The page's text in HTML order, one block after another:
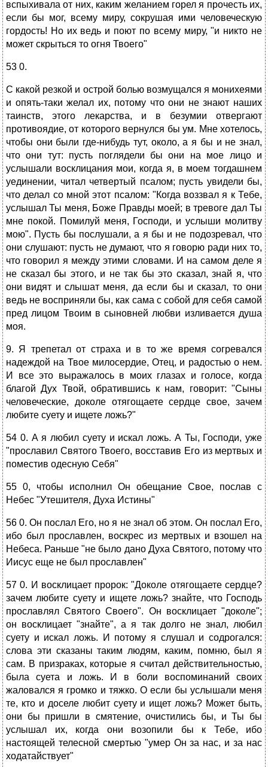
вспыхивала от них, каким желанием горел я прочесть их,
если бы мог, всему миру, сокрушая ими человеческую
гордость! Но их ведь и поют по всему миру, "и никто не
может скрыться то огня Твоего"
53 0.
С какой резкой и острой болью возмущался я монихеями
и опять-таки желал их, потому что они не знают наших
таинств, этого лекарства, и в безумии отвергают
противоядие, от которого вернулся бы ум. Мне хотелось,
чтобы они были где-нибудь тут, около, а я бы и не знал,
что они тут: пусть поглядели бы они на мое лицо и
услышали восклицания мои, когда я, в моем тогдашнем
уединении, читал четвертый псалом; пусть увидели бы,
что делал со мной этот псалом: "Когда воззвал я к Тебе,
услышал Ты меня, Боже Правды моей; в тревоге дал Ты
мне покой. Помилуй меня, Господи, и услыши молитву
мою". Пусть бы послушали, а я бы и не подозревал, что
они слушают: пусть не думают, что я говорю ради них то,
что говорил я между этими словами. И на самом деле я
не сказал бы этого, и не так бы это сказал, знай я, что
они видят и слышат меня, да если бы и сказал, то они
ведь не восприняли бы, как сама с собой для себя самой
пред лицом Твоим в сыновней любви изливается душа
моя.
9. Я трепетал от страха и в то же время согревался
надеждой на Твое милосердие, Отец, и радостью о нем.
И все это выражалось в моих глазах и голосе, когда
благой Дух Твой, обратившись к нам, говорит: "Сыны
человеческие, доколе отягощаете сердце свое, зачем
любите суету и ищете ложь?"
54 0. А я любил суету и искал ложь. А Ты, Господи, уже
"прославил Святого Твоего, восставив Его из мертвых и
поместив одесную Себя"
55 0, чтобы исполнил Он обещание Свое, послав с
Небес "Утешителя, Духа Истины"
56 0. Он послал Его, но я не знал об этом. Он послал Его,
ибо был прославлен, воскрес из мертвых и взошел на
Небеса. Раньше "не было дано Духа Святого, потому что
Иисус еще не был прославлен"
57 0. И восклицает пророк: "Доколе отягощаете сердце?
зачем любите суету и ищете ложь? знайте, что Господь
прославлял Святого Своего". Он восклицает "доколе";
он восклицает "знайте", а я так долго не знал, любил
суету и искал ложь. И потому я слушал и содрогался:
слова эти сказаны таким людям, каким, помню, был я
сам. В призраках, которые я считал действительностью,
была суета и ложь. И в боли воспоминаний своих
жаловался я громко и тяжко. О если бы услышали меня
те, кто и доселе любит суету и ищет ложь? Может быть,
они бы пришли в смятение, очистились бы, и Ты бы
услышал их, когда они возопили бы к Тебе, ибо
настоящей телесной смертью "умер Он за нас, и за нас
ходатайствует"